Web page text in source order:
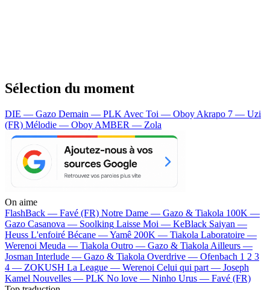
Sélection du moment
DIE — Gazo Demain — PLK Avec Toi — Oboy Akrapo 7 — Uzi
(FR) Mélodie — Oboy AMBER — Zola
On aime
FlashBack — Favé (FR) Notre Dame — Gazo & Tiakola 100K —
Gazo Casanova — Soolking Laisse Moi — KeBlack Saiyan —
Heuss L'enfoiré Bécane —Yamê 200K — Tiakola Laboratoire —
Werenoi Meuda — Tiakola Outro — Gazo & Tiakola Ailleurs —
Josman Interlude — Gazo & Tiakola Overdrive — Ofenbach 1 2 3
4 — ZOKUSH La League — Werenoi Celui qui part — Joseph
Kamel Nouvelles — PLK No love — Ninho Urus — Favé (FR)